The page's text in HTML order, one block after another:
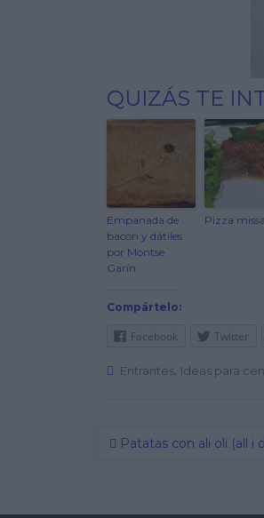
QUIZÁS TE
Empanada de
bacon y dátiles
por Montse
Garín
Pizza missa
Compártelo:
Facebook Twitter
Entrantes, Ideas para
Post
Patatas con ali oli (all i